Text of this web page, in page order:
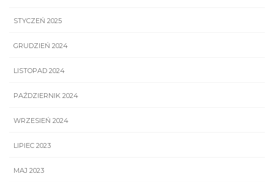
STYCZEŃ 2025
GRUDZIEŃ 2024
LISTOPAD 2024
PAŹDZIERNIK 2024
WRZESIEŃ 2024
LIPIEC 2023
MAJ 2023